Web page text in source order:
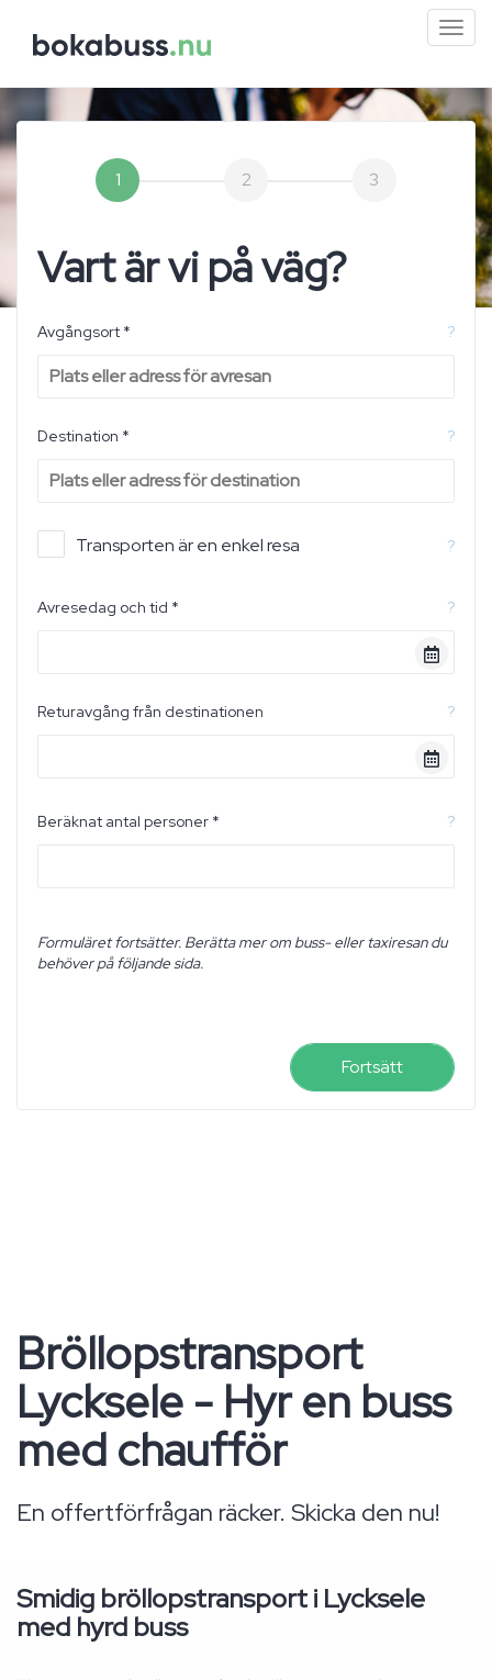
1 2 3
Vart är vi på väg?
Avgångsort * ?
Destination * ?
Transporten är en enkel resa ?
Avresedag och tid * ?
Returavgång från destinationen ?
Beräknat antal personer * ?
Formuläret fortsätter. Berätta mer om buss- eller taxiresan du
behöver på följande sida.
Fortsätt
Bröllopstransport
Lycksele - Hyr en buss
med chaufför
En offertförfrågan räcker. Skicka den nu!
Smidig bröllopstransport i Lycksele
med hyrd buss